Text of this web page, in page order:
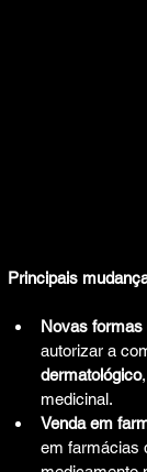
Principais
Novas formas
autorizar a
dermatológico
medicinal.
Venda em
em farmácias